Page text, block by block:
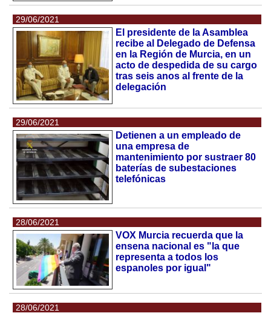
29/06/2021
El presidente de la Asamblea
recibe al Delegado de Defensa
en la Región de Murcia, en un
acto de despedida de su cargo
tras seis anos al frente de la
delegación
29/06/2021
Detienen a un empleado de
una empresa de
mantenimiento por sustraer 80
baterías de subestaciones
telefónicas
28/06/2021
VOX Murcia recuerda que la
ensena nacional es "la que
representa a todos los
espanoles por igual"
28/06/2021